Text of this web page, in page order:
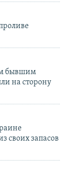
бывшим
на сторону
своих запасов